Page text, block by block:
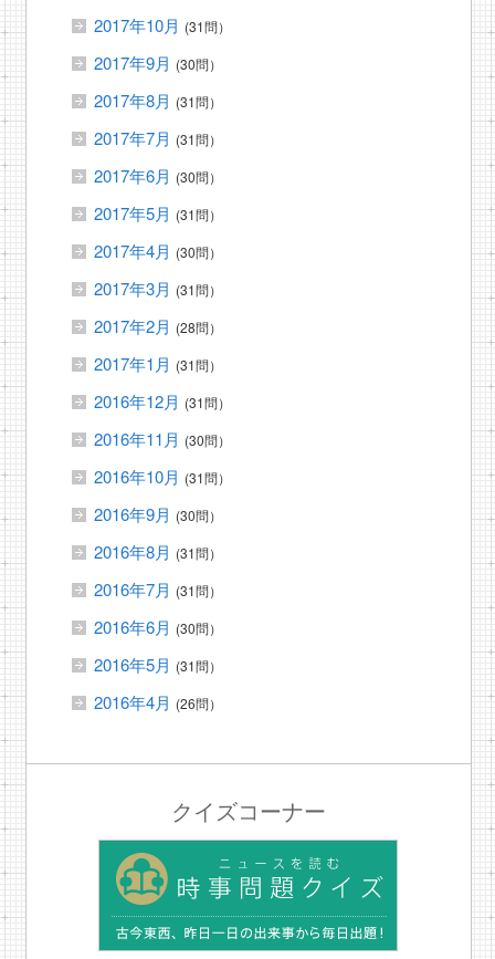
2017年10月 (31問）
2017年9月 (30問）
2017年8月 (31問）
2017年7月 (31問）
2017年6月 (30問）
2017年5月 (31問）
2017年4月 (30問）
2017年3月 (31問）
2017年2月 (28問）
2017年1月 (31問）
2016年12月 (31問）
2016年11月 (30問）
2016年10月 (31問）
2016年9月 (30問）
2016年8月 (31問）
2016年7月 (31問）
2016年6月 (30問）
2016年5月 (31問）
2016年4月 (26問）
クイズコーナー